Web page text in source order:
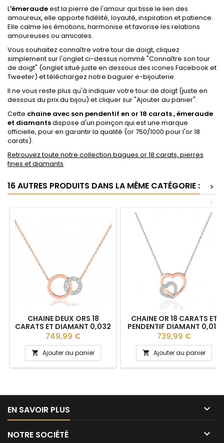
L'émeraudeest la pierre de l'amour qui tisse le lien des
amoureux, elle apporte fidélité, loyauté, inspiration et patience.
Elle calme les émotions, harmonise et favorise les relations
amoureuses ou amicales.
Vous souhaitez connaître votre tour de doigt, cliquez
simplement sur l'onglet ci-dessus nommé "Connaître son tour
de doigt" (onglet situé juste en dessous des icones Facebook et
Tweeter) et téléchargez notre baguier e-bijouterie.
Il ne vous reste plus qu'à indiquer votre tour de doigt (juste en
dessous du prix du bijou) et cliquer sur "Ajouter au panier".
Cette chaine avec son pendentif en or 18 carats , émeraude
et diamantsdispose d'un poinçon qui est une marque
officielle, pour en garantir la qualité (or 750/1000 pour l'or 18
carats).
Retrouvez toute notre collection bagues or 18 carats, pierres
fines et diamants.
16 AUTRES PRODUITS DANS LA MÊME CATÉGORIE :
>
<
CHAINE DEUX ORS 18
CARATS ET DIAMANT 0,032
CARAT "DOUBLE CERCLES"
Prix
749,99 €
 Ajouter au panier
CHAINE OR 18 CARATS ET
PENDENTIF DIAMANT 0,016
CARAT "CŒURS" DEUX ORS
Prix
739,99 €
 Ajouter au panier
EN SAVOIR PLUS 
NOTRE SOCIÉTÉ 